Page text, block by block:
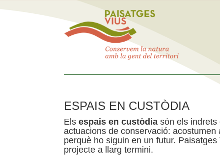
ESPAIS EN CUSTÒDIA
Els espais en custòdia són els indrets
actuacions de conservació:
perquè ho siguin en un futur.
projecte a llarg termini.